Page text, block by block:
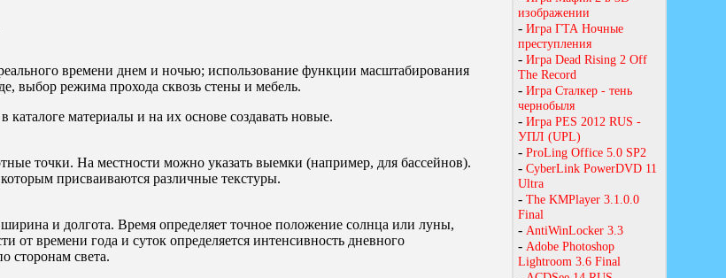
времени днем и ночью; использование функции масштабирования
выбор режима прохода сквозь стены и мебель.
каталоге материалы и на их основе создавать новые.
точки. На местности можно указать выемки (например, для бассейнов).
присваиваются различные текстуры.
и долгота. Время oпределяет точное положение солнца или луны,
от времени года и суток определяется интенсивность дневного
сторонам света.